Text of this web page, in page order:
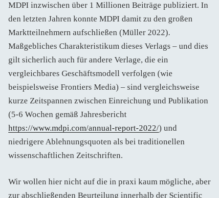
MDPI inzwischen über 1 Millionen Beiträge publiziert. In
den letzten Jahren konnte MDPI damit zu den großen
Marktteilnehmern aufschließen (Müller 2022).
Maßgebliches Charakteristikum dieses Verlags – und dies
gilt sicherlich auch für andere Verlage, die ein
vergleichbares Geschäftsmodell verfolgen (wie
beispielsweise Frontiers Media) – sind vergleichsweise
kurze Zeitspannen zwischen Einreichung und Publikation
(5-6 Wochen gemäß Jahresbericht
https://www.mdpi.com/annual-report-2022/) und
niedrigere Ablehnungsquoten als bei traditionellen
wissenschaftlichen Zeitschriften.
Wir wollen hier nicht auf die in praxi kaum mögliche, aber
zur abschließenden Beurteilung innerhalb der Scientific